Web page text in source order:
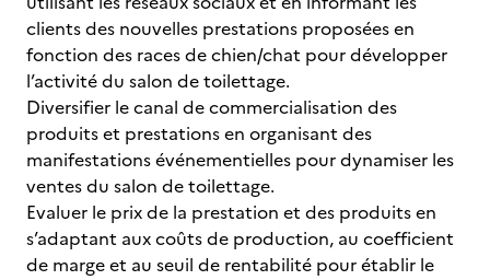
clients des nouvelles prestations proposées en
fonction des races de chien/chat pour développer
l’activité du salon de toilettage.
Diversifier le canal de commercialisation des
produits et prestations en organisant des
manifestations événementielles pour dynamiser les
ventes du salon de toilettage.
Evaluer le prix de la prestation et des produits en
s’adaptant aux coûts de production, au coefficient
de marge et au seuil de rentabilité pour établir le